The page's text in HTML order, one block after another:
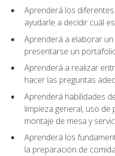
Aprenderá los
ayudarle a decidir cuál
Aprenderá a elaborar
presentarse un
Aprenderá a realizar
hacer las preguntas
Aprenderá habilidades
limpieza general, uso
montaje de mesa y
Aprenderá los
la preparación de